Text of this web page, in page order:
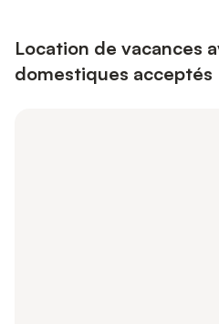
Location de vacances
domestiques acceptés